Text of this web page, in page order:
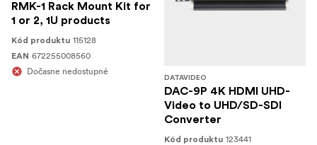
RMK-1 Rack Mount Kit for
1 or 2, 1U products
Kód produktu 115128
EAN 672255008560
Dočasne nedostupné
DATAVIDEO
DAC-9P 4K HDMI UHD-
Video to UHD/SD-SDI
Converter
Kód produktu 123441